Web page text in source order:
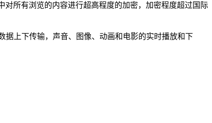
所有浏览的内容进行超高程度的加密，加密程度超过国际
据上下传输，声音、图像、动画和电影的实时播放和下